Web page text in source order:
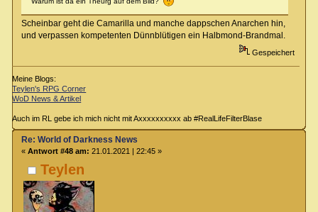
Scheinbar geht die Camarilla und manche dappschen Anarchen hin,
und verpassen kompetenten Dünnblütigen ein Halbmond-Brandmal.
Gespeichert
Meine Blogs:
Teylen's RPG Corner
WoD News & Artikel
Auch im RL gebe ich mich nicht mit Axxxxxxxxxx ab #RealLifeFilterBlase
Teylen
Re: World of Darkness News
« Antwort #48 am: 21.01.2021 | 22:45 »